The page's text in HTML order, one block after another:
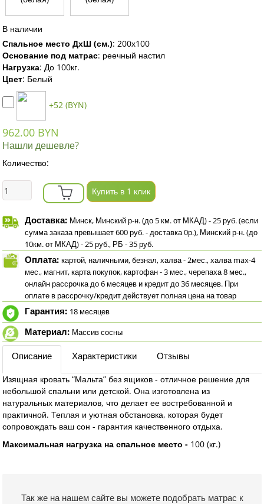
В наличии
Спальное место ДхШ (см.): 200х100
Основание под матрас: реечный настил
Нагрузка: До 100кг.
Цвет: Белый
+52 (BYN)
962.00 BYN
Нашли дешевле?
Количество:
Купить в 1 клик
Доставка: Минск, Минский р-н. (до 5 км. от МКАД) - 25 руб. (если
сумма заказа превышает 600 руб. - доставка 0р.), Минский р-н. (до
10км. от МКАД) - 25 руб., РБ - 35 руб.
Оплата: картой, наличными, безнал, халва - 2мес., халва max-4
мес., магнит, карта покупок, картофан - 3 мес., черепаха 8 мес.,
онлайн рассрочка до 6 месяцев и кредит до 36 месяцев. При
оплате в рассрочку/кредит действует полная цена на товар
Гарантия: 18 месяцев
Материал: Массив сосны
Описание Характеристики Отзывы
Изящная кровать “Мальта” без ящиков - отличное решение для
небольшой спальни или детской. Она изготовлена из
натуральных материалов, что делает ее востребованной и
практичной. Теплая и уютная обстановка, которая будет
сопровождать ваш сон - гарантия качественного отдыха.
Максимальная нагрузка на спальное место - 100 (кг.)
Так же на нашем сайте вы можете подобрать матрас к